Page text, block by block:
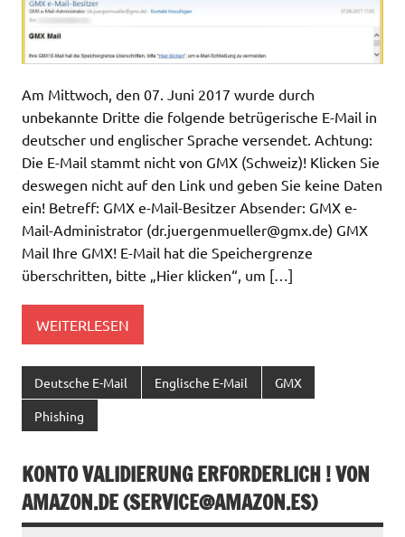
Am Mittwoch, den 07. Juni 2017 wurde durch
unbekannte Dritte die folgende betrügerische E-Mail in
deutscher und englischer Sprache versendet. Achtung:
Die E-Mail stammt nicht von GMX (Schweiz)! Klicken Sie
deswegen nicht auf den Link und geben Sie keine Daten
ein! Betreff: GMX e-Mail-Besitzer Absender: GMX e-
Mail-Administrator (dr.juergenmueller@gmx.de) GMX
Mail Ihre GMX! E-Mail hat die Speichergrenze
überschritten, bitte „Hier klicken“, um […]
WEITERLESEN
Deutsche E-Mail Englische E-Mail GMX
Phishing
KONTO VALIDIERUNG ERFORDERLICH ! VON
AMAZON.DE (SERVICE@AMAZON.ES)